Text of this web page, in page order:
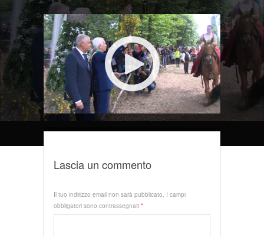
Lascia un commento
Il tuo indirizzo email non sarà pubblicato. I campi
obbligatori sono contrassegnati *